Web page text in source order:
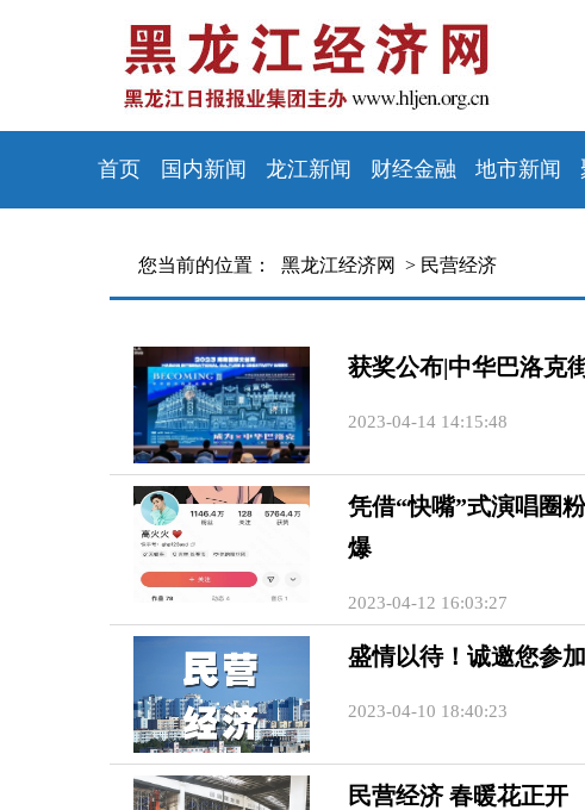
首页 国内新闻 龙江新闻 财经金融 地市新闻
您当前的位置： 黑龙江经济网 > 民营经济
获奖公布|中华巴洛克
2023-04-14 14:15:48
凭借“快嘴”式演唱圈
爆
2023-04-12 16:03:27
盛情以待！诚邀您参
2023-04-10 18:40:23
民营经济 春暖花正开